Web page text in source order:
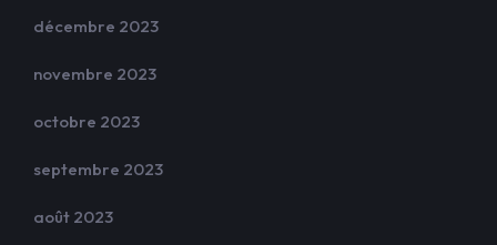
décembre 2023
novembre 2023
octobre 2023
septembre 2023
août 2023